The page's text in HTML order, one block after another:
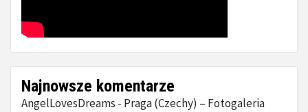
Najnowsze komentarze
AngelLovesDreams - Praga (Czechy) – Fotogaleria